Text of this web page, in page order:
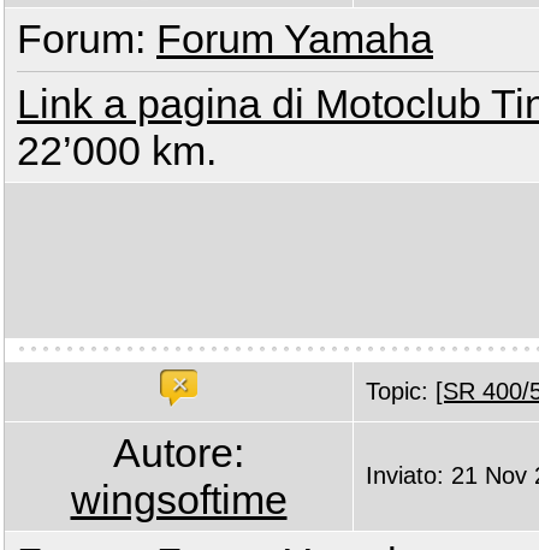
Forum: Forum Yamaha
Link a pagina di Motoclub
22’000 km.
Topic: [SR 400/
Autore:
wingsoftime
Inviato: 21 Nov